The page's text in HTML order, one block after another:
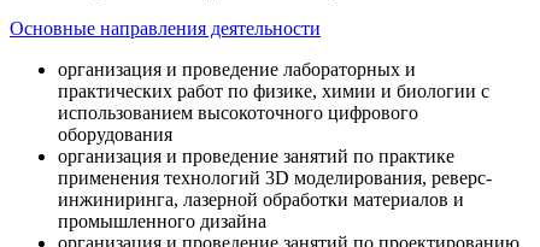
Основные направления деятельности
организация и проведение лабораторных и
практических работ по физике, химии и биологии с
использованием высокоточного цифрового
оборудования
организация и проведение занятий по практике
применения технологий 3D моделирования, реверс-
инжиниринга, лазерной обработки материалов и
промышленного дизайна
организация и проведение занятий по проектированию,